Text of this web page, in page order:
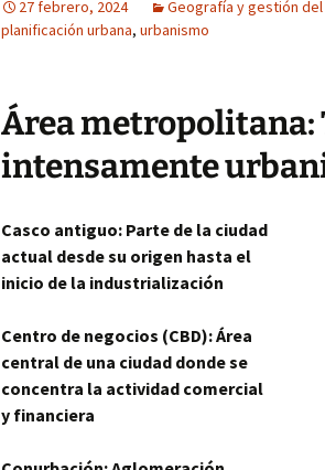
27 febrero, 2024 Geografía y gestión
planificación urbana, urbanismo
Área
intensamente
Casco antiguo: Parte de la ciudad
actual desde su origen hasta el
inicio de la industrialización
Centro de negocios (CBD): Área
central de una ciudad donde se
concentra la actividad comercial
y financiera